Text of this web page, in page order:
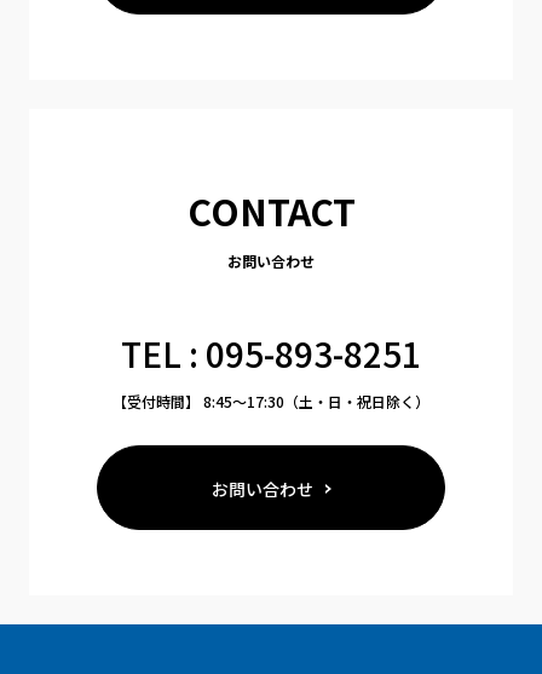
CONTACT
お問い合わせ
TEL : 095-893-8251
【受付時間】 8:45〜17:30（土・日・祝日除く）
お問い合わせ